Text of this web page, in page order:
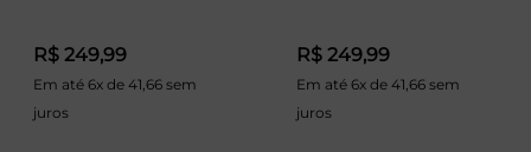
R$ 249,99
Em até 6x de 41,66 sem
juros
R$ 249,99
Em até 6x de 41,66 sem
juros